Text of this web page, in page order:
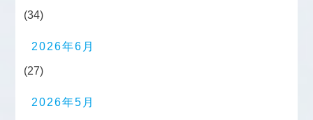
(34)
2026年6月
(27)
2026年5月